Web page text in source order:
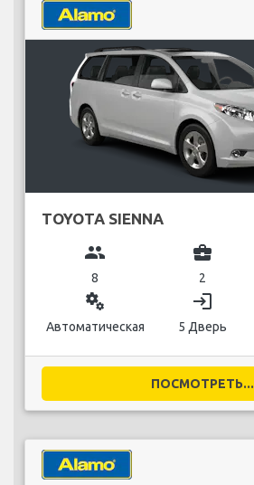
TOYOTA SIENNA
group
8
business_center
2
miscellaneous_services
Автоматическая
login
5 Дверь
ПОСМОТРЕТЬ...